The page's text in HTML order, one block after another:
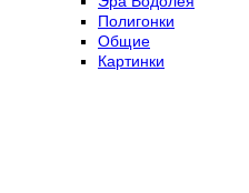
Полигонки
Общие
Картинки